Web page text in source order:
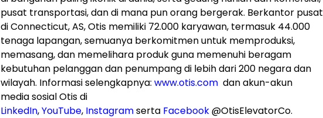
pusat transportasi, dan di mana pun orang bergerak. Berkantor pusat
di Connecticut, AS, Otis memiliki 72.000 karyawan, termasuk 44.000
tenaga lapangan, semuanya berkomitmen untuk memproduksi,
memasang, dan memelihara produk guna memenuhi beragam
kebutuhan pelanggan dan penumpang di lebih dari 200 negara dan
wilayah. Informasi selengkapnya: www.otis.com dan akun-akun
media sosial Otis di
LinkedIn,YouTube, Instagramserta Facebook@OtisElevatorCo.